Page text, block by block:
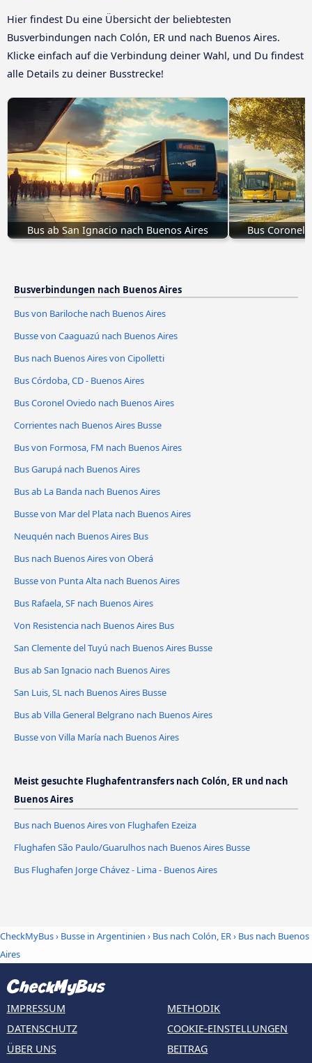
Hier findest Du eine Übersicht der beliebtesten
Busverbindungen nach Colón, ER und nach Buenos Aires.
Klicke einfach auf die Verbindung deiner Wahl, und Du findest
alle Details zu deiner Busstrecke!
Bus ab San Ignacio nach Buenos Aires Bus Coronel
Busverbindungen nach Buenos Aires
Bus von Bariloche nach Buenos Aires
Busse von Caaguazú nach Buenos Aires
Bus nach Buenos Aires von Cipolletti
Bus Córdoba, CD - Buenos Aires
Bus Coronel Oviedo nach Buenos Aires
Corrientes nach Buenos Aires Busse
Bus von Formosa, FM nach Buenos Aires
Bus Garupá nach Buenos Aires
Bus ab La Banda nach Buenos Aires
Busse von Mar del Plata nach Buenos Aires
Neuquén nach Buenos Aires Bus
Bus nach Buenos Aires von Oberá
Busse von Punta Alta nach Buenos Aires
Bus Rafaela, SF nach Buenos Aires
Von Resistencia nach Buenos Aires Bus
San Clemente del Tuyú nach Buenos Aires Busse
Bus ab San Ignacio nach Buenos Aires
San Luis, SL nach Buenos Aires Busse
Bus ab Villa General Belgrano nach Buenos Aires
Busse von Villa María nach Buenos Aires
Meist gesuchte Flughafentransfers nach Colón, ER und nach
Buenos Aires
Bus nach Buenos Aires von Flughafen Ezeiza
Flughafen São Paulo/Guarulhos nach Buenos Aires Busse
Bus Flughafen Jorge Chávez - Lima - Buenos Aires
CheckMyBus› Busse in Argentinien › Bus nach Colón, ER› Bus nach Buenos
Aires
IMPRESSUM
DATENSCHUTZ
ÜBER UNS
METHODIK
COOKIE-EINSTELLUNGEN
BEITRAG